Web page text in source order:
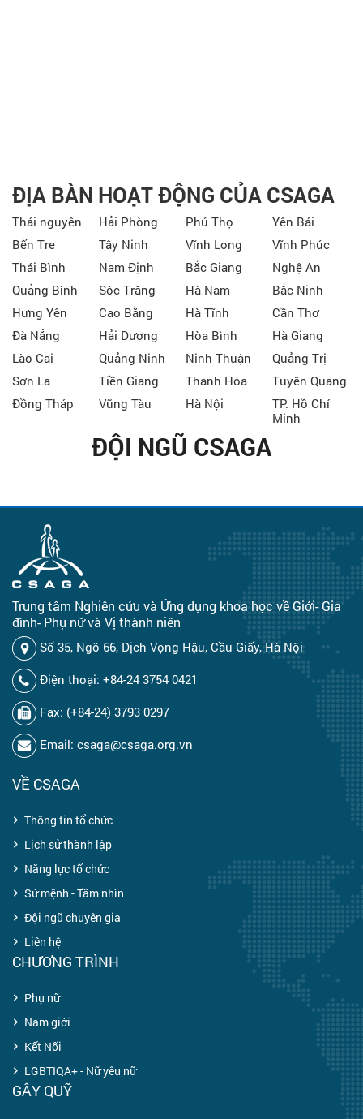
ĐỊA BÀN HOẠT ĐỘNG CỦA CSAGA
Thái nguyên Hải Phòng Phú Thọ
Yên Bái
Bến Tre
Tây Ninh Vĩnh Long
Vĩnh Phúc
Thái Bình
Nam Định Bắc Giang
Nghệ An
Quảng Bình
Sóc Trăng Hà Nam
Bắc Ninh
Hưng Yên
Cao Bằng Hà Tĩnh
Cần Thơ
Đà Nẵng
Hải Dương Hòa Bình
Hà Giang
Lào Cai
Quảng Ninh Ninh Thuận
Quảng Trị
Sơn La
Tiền Giang Thanh Hóa
Tuyên Quang
Đồng Tháp
Vũng Tàu Hà Nội
TP. Hồ Chí
Minh
ĐỘI NGŨ CSAGA
Trung tâm Nghiên cứu và Ứng dụng khoa học về Giới- Gia
đình- Phụ nữ và Vị thành niên
Số 35, Ngõ 66, Dịch Vọng Hậu, Cầu Giấy, Hà Nội
Điện thoại: +84-24 3754 0421
Fax: (+84-24) 3793 0297
Email: csaga@csaga.org.vn
VỀ CSAGA
Thông tin tổ chức
Lịch sử thành lập
Năng lực tổ chức
Sứ mệnh - Tầm nhìn
Đội ngũ chuyên gia
Liên hệ
CHƯƠNG TRÌNH
Phụ nữ
Nam giới
Kết Nối
LGBTIQA+ - Nữ yêu nữ
GÂY QUỸ